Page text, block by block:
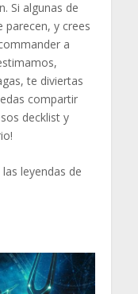
Si algunas de
parecen, y crees
a
te diviertas
compartir
decklist y
leyendas de